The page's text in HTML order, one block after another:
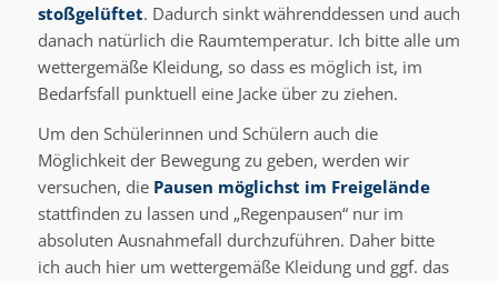
stoßgelüftet. Dadurch sinkt währenddessen und auch
danach natürlich die Raumtemperatur. Ich bitte alle um
wettergemäße Kleidung, so dass es möglich ist, im
Bedarfsfall punktuell eine Jacke über zu ziehen.
Um den Schülerinnen und Schülern auch die
Möglichkeit der Bewegung zu geben, werden wir
versuchen, die Pausen möglichst im Freigelände
stattfinden zu lassen und „Regenpausen“ nur im
absoluten Ausnahmefall durchzuführen. Daher bitte
ich auch hier um wettergemäße Kleidung und ggf. das